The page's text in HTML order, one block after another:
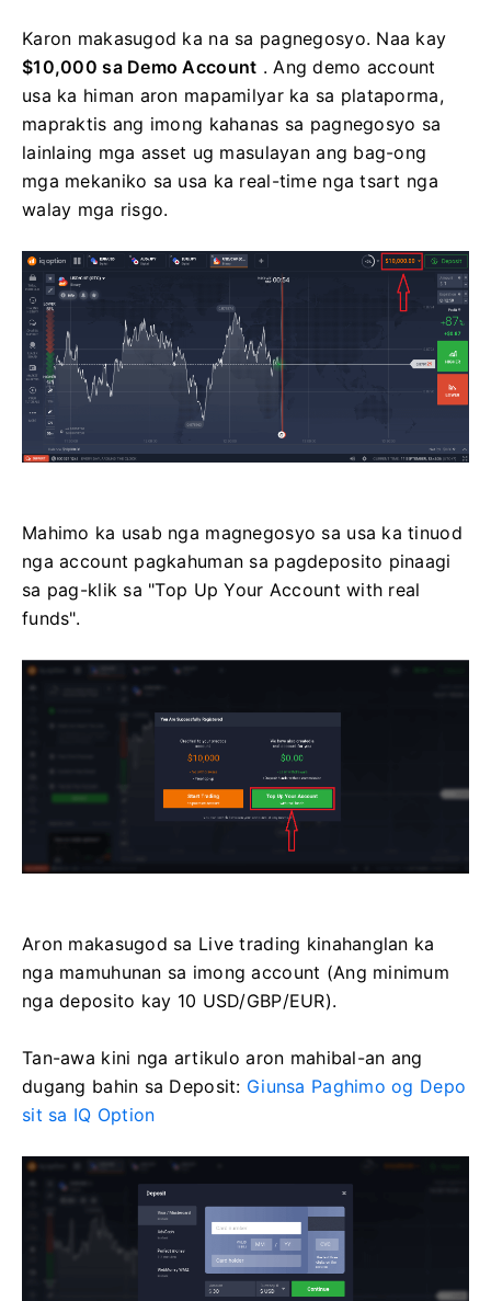
Karon makasugod ka na sa pagnegosyo. Naa kay
$10,000 sa Demo Account . Ang demo account
usa ka himan aron mapamilyar ka sa plataporma,
mapraktis ang imong kahanas sa pagnegosyo sa
lainlaing mga asset ug masulayan ang bag-ong
mga mekaniko sa usa ka real-time nga tsart nga
walay mga risgo.
Mahimo ka usab nga magnegosyo sa usa ka tinuod
nga account pagkahuman sa pagdeposito pinaagi
sa pag-klik sa "Top Up Your Account with real
funds".
Aron makasugod sa Live trading kinahanglan ka
nga mamuhunan sa imong account (Ang minimum
nga deposito kay 10 USD/GBP/EUR).
Tan-awa kini nga artikulo aron mahibal-an ang
dugang bahin sa Deposit: Giunsa Paghimo og Depo
sit sa IQ Option